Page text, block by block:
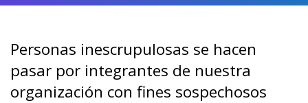
Personas inescrupulosas se hacen
pasar por integrantes de nuestra
organización con fines sospechosos